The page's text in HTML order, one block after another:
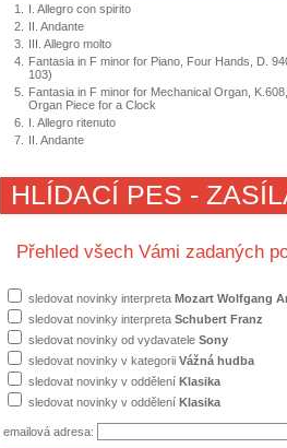
1.
I. Allegro con spirito
2.
II. Andante
3.
III. Allegro molto
4.
Fantasia in F minor for Piano, Four Hands, D.
103)
5.
Fantasia in F minor for Mechanical Organ,
Organ Piece for a Clock
6.
I. Allegro ritenuto
7.
II. Andante
HLÍDACÍ PES -
Přehled všech Vámi zadaných
sledovat novinky interpreta Mozart Wolfgang
sledovat novinky interpreta Schubert Franz
sledovat novinky od vydavatele Sony
sledovat novinky v kategorii Vážná hudba
sledovat novinky v oddělení Klasika
sledovat novinky v oddělení Klasika
emailová adresa: